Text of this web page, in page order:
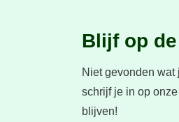
Blijf op
Niet gevonden wat
schrijf je in op
blijven!